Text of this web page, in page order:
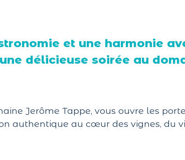
et une harmonie
délicieuse soirée au
Jerôme Tappe, vous ouvre les
authentique au cœur des vignes, du